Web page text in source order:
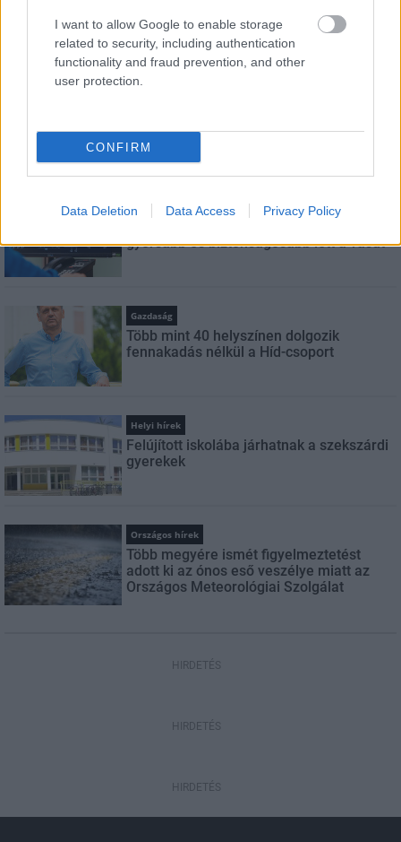
I want to allow Google to enable storage
related to security, including authentication
functionality and fraud prevention, and other
user protection.
CONFIRM
Data Deletion Data Access Privacy Policy
LEGNÉZETTEBB
erősítő Pénz7 programsorozat
Helyi hírek
gyorsabb és biztonságosabb lett a vasút
Gazdaság
Több mint 40 helyszínen dolgozik
fennakadás nélkül a Híd-csoport
Helyi hírek
Felújított iskolába járhatnak a szekszárdi
gyerekek
Országos hírek
Több megyére ismét figyelmeztetést
adott ki az ónos eső veszélye miatt az
Országos Meteorológiai Szolgálat
HIRDETÉS
HIRDETÉS
HIRDETÉS